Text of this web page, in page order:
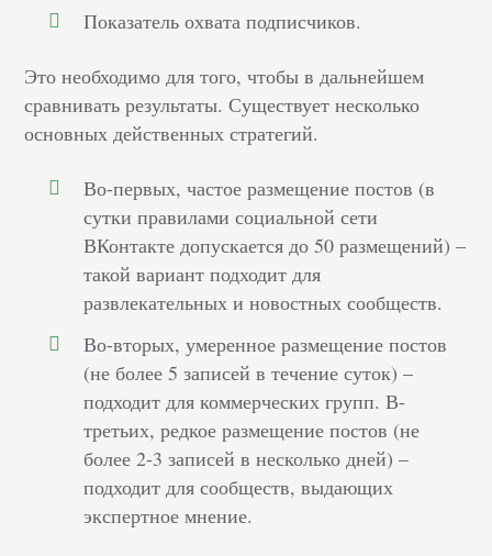
Показатель охвата подписчиков.
Это необходимо для того, чтобы в дальнейшем
сравнивать результаты. Существует несколько
основных действенных стратегий.
Во-первых, частое размещение постов (в
сутки правилами социальной сети
ВКонтакте допускается до 50 размещений) –
такой вариант подходит для
развлекательных и новостных сообществ.
Во-вторых, умеренное размещение постов
(не более 5 записей в течение суток) –
подходит для коммерческих групп. В-
третьих, редкое размещение постов (не
более 2-3 записей в несколько дней) –
подходит для сообществ, выдающих
экспертное мнение.